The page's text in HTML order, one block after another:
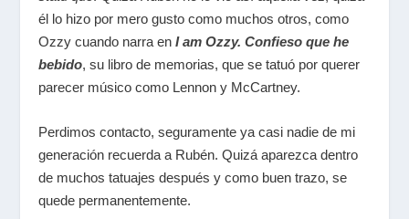
él lo hizo por mero gusto como muchos otros, como
Ozzy cuando narra en I am Ozzy. Confieso que he
bebido, su libro de memorias, que se tatuó por querer
parecer músico como Lennon y McCartney.
Perdimos contacto, seguramente ya casi nadie de mi
generación recuerda a Rubén. Quizá aparezca dentro
de muchos tatuajes después y como buen trazo, se
quede permanentemente.